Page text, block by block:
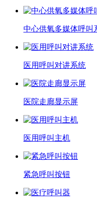
中心供氧多媒体呼叫
医用呼叫对讲系统
医院走廊显示屏
医用呼叫主机
紧急呼叫按钮